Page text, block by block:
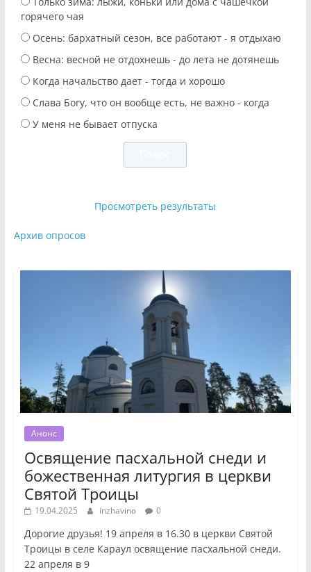
горячего чая
Осень: бархатный сезон, все работают - я отдыхаю
Весна: весной не отдохнешь - до лета не дотянешь
Когда начальство дает - тогда и хорошо
Слава Богу, что он вообще есть, не важно - когда
У меня не бывает отпуска
Просмотреть результаты
Архив опросов
Анонс
Освящение пасхальной снеди и
божественная литургия в церкви
Святой Троицы
19.04.2025 inzhavino 0
Дорогие друзья! 19 апреля в 16.30 в церкви Святой
Троицы в селе Караул освящение пасхальной снеди.
22 апреля в 9